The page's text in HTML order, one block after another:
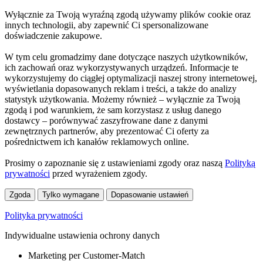
Wyłącznie za Twoją wyraźną zgodą używamy plików cookie oraz
innych technologii, aby zapewnić Ci spersonalizowane
doświadczenie zakupowe.
W tym celu gromadzimy dane dotyczące naszych użytkowników,
ich zachowań oraz wykorzystywanych urządzeń. Informacje te
wykorzystujemy do ciągłej optymalizacji naszej strony internetowej,
wyświetlania dopasowanych reklam i treści, a także do analizy
statystyk użytkowania. Możemy również – wyłącznie za Twoją
zgodą i pod warunkiem, że sam korzystasz z usług danego
dostawcy – porównywać zaszyfrowane dane z danymi
zewnętrznych partnerów, aby prezentować Ci oferty za
pośrednictwem ich kanałów reklamowych online.
Prosimy o zapoznanie się z ustawieniami zgody oraz naszą Polityką
prywatności przed wyrażeniem zgody.
Zgoda Tylko wymagane Dopasowanie ustawień
Polityka prywatności
Indywidualne ustawienia ochrony danych
Marketing per Customer-Match